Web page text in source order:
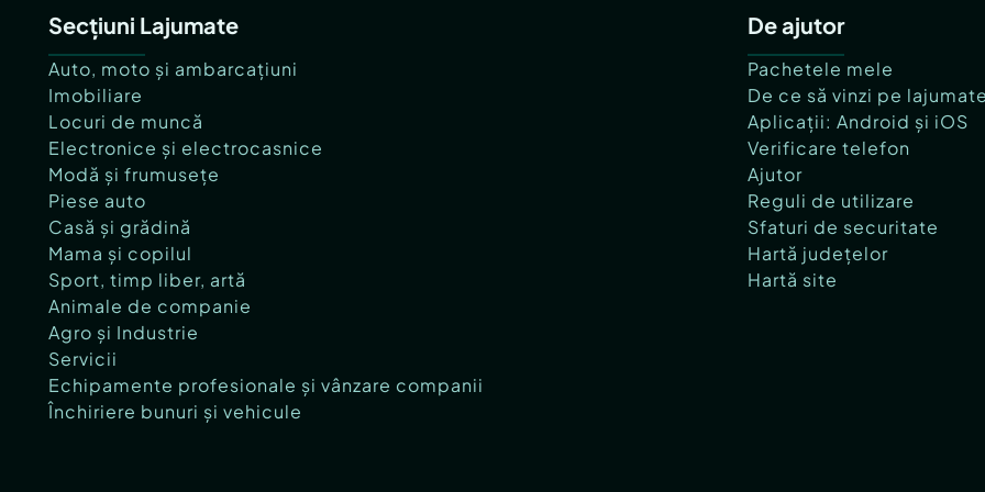
Secțiuni Lajumate
Auto, moto și ambarcațiuni
Imobiliare
Locuri de muncă
Electronice și electrocasnice
Modă și frumusețe
Piese auto
Casă și grădină
Mama și copilul
Sport, timp liber, artă
Animale de companie
Agro și Industrie
Servicii
Echipamente profesionale și vânzare companii
Închiriere bunuri și vehicule
De ajutor
Pachetele mele
De ce să vinzi pe
Aplicații: Android și iOS
Verificare telefon
Ajutor
Reguli de utilizare
Sfaturi de securitate
Hartă județelor
Hartă site